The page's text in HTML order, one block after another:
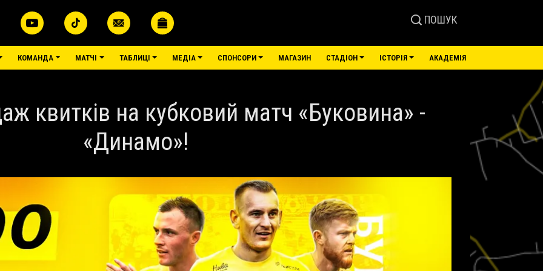
ПОШУК
КОМАНДА МАТЧІ ТАБЛИЦІ МЕДІА СПОНСОРИ МАГАЗИН СТАДІОН ІСТОРІЯ АКАДЕМІЯ
квитків на кубковий матч «Буковина» -
«Динамо»!